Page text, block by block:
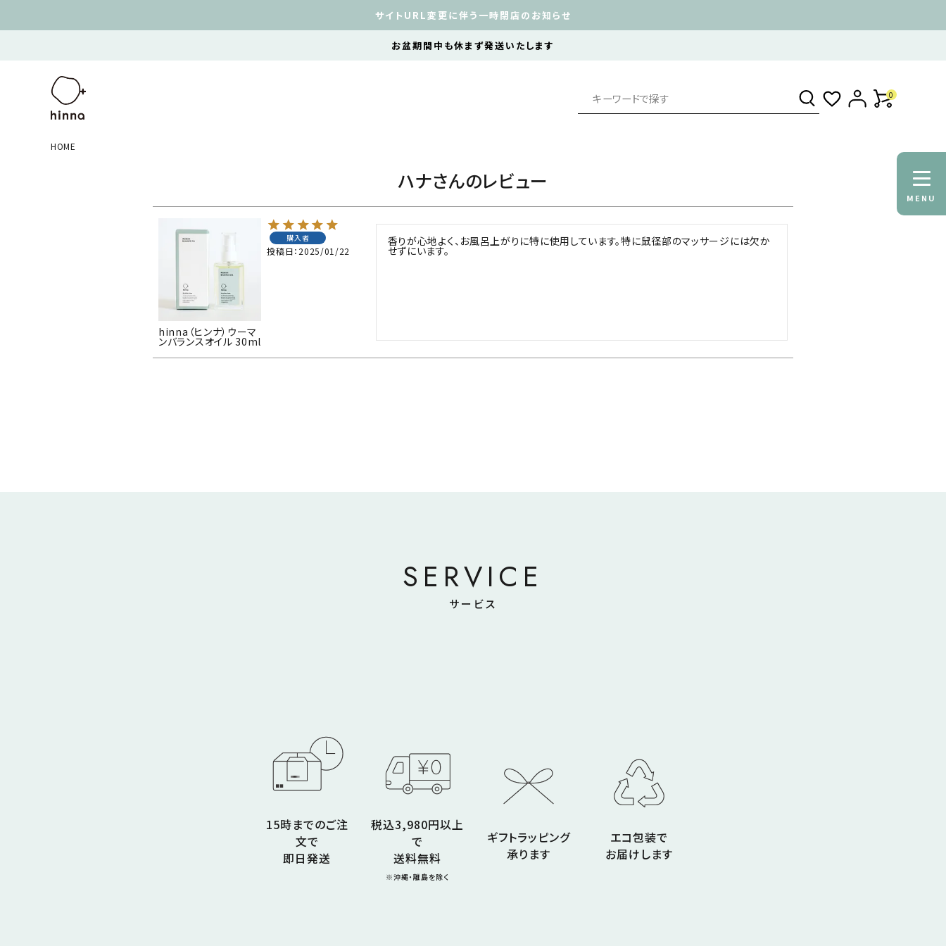
サイトURL変更に伴う一時閉店のお知らせ
お盆期間中も休まず発送いたします
0
HOME
MENU
ハナさんのレビュー
hinna（ヒンナ）ウーマ
ンバランスオイル 30ml
購入者
投稿日 2025/01/22
香りが心地よく、お風呂上がりに特に使用しています。特に鼠径部のマッサージには欠か
せずにいます。
SERVICE
サービス
15時までのご注
文で
即日発送
税込3,980円以上
で
送料無料
※沖縄・離島を除く
ギフトラッピング
承ります
エコ包装で
お届けします